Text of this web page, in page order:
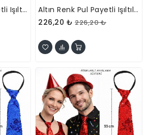
Siyah Renk Pul Payetli Işıltılı Parti Kravatı 33 Cm
Altın Renk Pul Payetli Işıltılı Parti Kravatı 33 Cm
226,20 ₺ 226,20 ₺